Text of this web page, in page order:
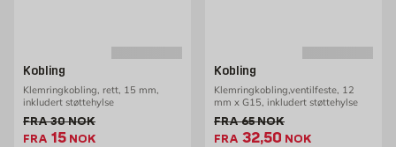
Kobling
Klemringkobling, rett, 15 mm,
inkludert støttehylse
FRAGammel pris 30 NOK /stk
30NOK
FRA Ekstrapris 15 NOK /stk
15 NOK
Kobling
Klemringkobling,ventilfeste, 12
mm x G15, inkludert støttehylse
FRAGammel pris 65 NOK /stk
65NOK
FRA Ekstrapris 32.5 NOK
32,50 NOK